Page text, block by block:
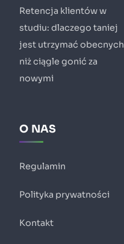
Retencja klientów w
studiu: dlaczego taniej
jest utrzymać obecnych
niż ciągle gonić za
nowymi
O NAS
Regulamin
Polityka prywatności
Kontakt